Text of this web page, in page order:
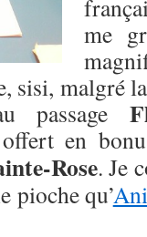
me
sisi, malgré
passage
offert en
Rose. Je
pioche qu’